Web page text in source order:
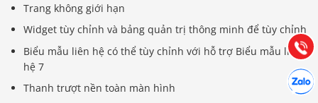
Trang không giới hạn
Widget tùy chỉnh và bảng quản trị thông minh để tùy chỉnh
Biểu mẫu liên hệ có thể tùy chỉnh với hỗ trợ Biểu mẫu liên
hệ 7
Thanh trượt nền toàn màn hình
Gọi
(028) 22.166.144
Chát
Tư vấn